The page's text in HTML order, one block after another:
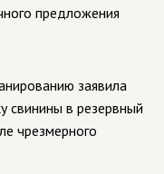
предложения
заявила
свинины в резервный
чрезмерного